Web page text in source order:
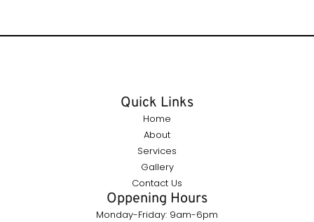
Quick Links
Home
About
Services
Gallery
Contact Us
Oppening Hours
Monday-Friday: 9am-6pm